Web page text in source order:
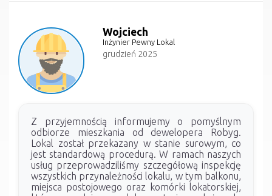
Wojciech
Inżynier Pewny Lokal
grudzień 2025
Z przyjemnością informujemy o pomyślnym
odbiorze mieszkania od dewelopera Robyg.
Lokal został przekazany w stanie surowym, co
jest standardową procedurą. W ramach naszych
usług przeprowadziliśmy szczegółową inspekcję
wszystkich przynależności lokalu, w tym balkonu,
miejsca postojowego oraz komórki lokatorskiej,